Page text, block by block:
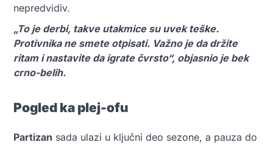
nepredvidiv.
„To je derbi, takve utakmice su uvek teške.
Protivnika ne smete otpisati. Važno je da držite
ritam i nastavite da igrate čvrsto“, objasnio je bek
crno-belih.
Pogled ka plej-ofu
Partizan sada ulazi u ključni deo sezone, a pauza do